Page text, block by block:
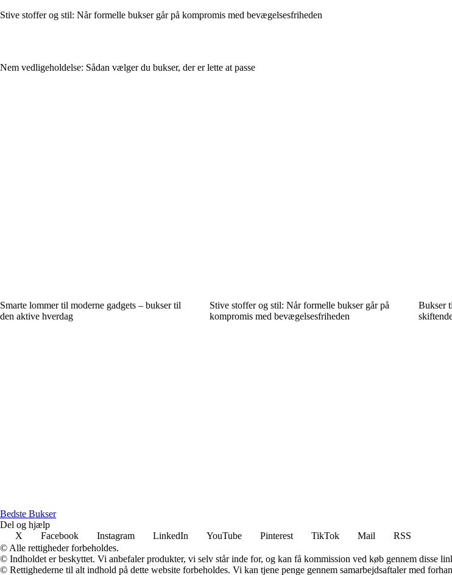
Stive stoffer og stil: Når formelle bukser går på kompromis med bevægelsesfriheden
Nem vedligeholdelse: Sådan vælger du bukser, der er lette at passe
Smarte lommer til moderne gadgets – bukser til
den aktive hverdag
Stive stoffer og stil: Når formelle bukser går på
kompromis med bevægelsesfriheden
Bukser
Bedste Bukser
Del og hjælp
X
Facebook Instagram LinkedIn YouTube Pinterest TikTok Mail
RSS
© Alle rettigheder forbeholdes.
© Indholdet er beskyttet. Vi anbefaler produkter, vi selv står inde for, og kan få kommission ved køb gennem disse
© Rettighederne til alt indhold på dette website forbeholdes. Vi kan tjene penge gennem samarbejdsaftaler med